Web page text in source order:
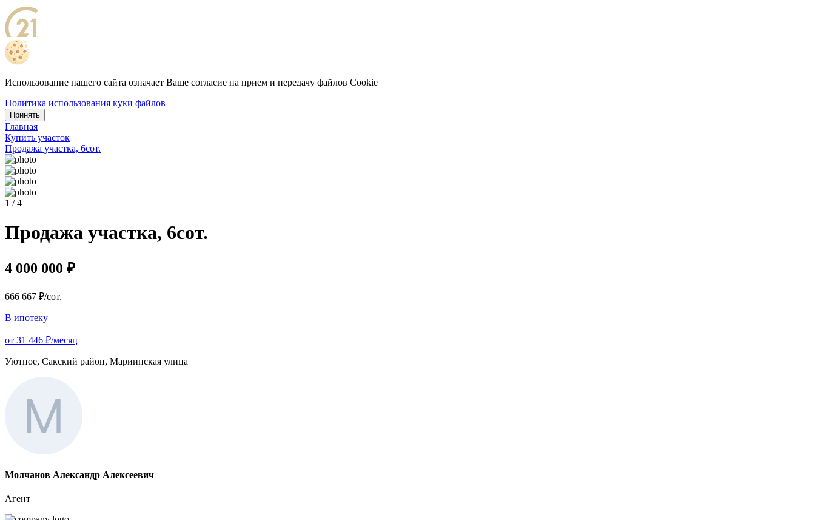
Использование нашего сайта означает Ваше согласие на прием и передачу файлов Cookie
Политика использования куки файлов
Принять
Главная
Купить участок
Продажа участка, 6сот.
1 / 4
Продажа участка, 6сот.
4 000 000 ₽
666 667 ₽/сот.
В ипотеку
от 31 446 ₽/месяц
Уютное, Сакский район, Мариинская улица
Молчанов Александр Алексеевич
Агент